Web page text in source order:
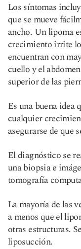
Los síntomas
que se mueve
ancho. Un lipoma
crecimiento irrite
encuentran con
cuello y el
superior de las
Es una buena idea
cualquier
asegurarse de que
El diagnóstico se
una biopsia e
tomografía
La mayoría de las
a menos que el
otras estructuras.
liposucción.